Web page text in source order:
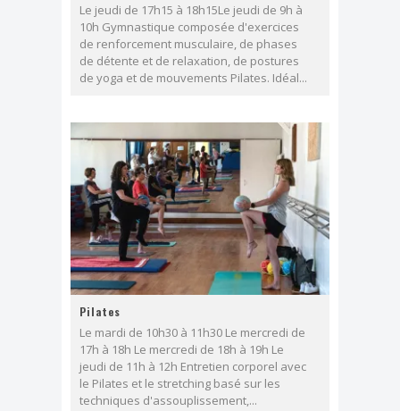
Le jeudi de 17h15 à 18h15Le jeudi de 9h à
10h Gymnastique composée d'exercices
de renforcement musculaire, de phases
de détente et de relaxation, de postures
de yoga et de mouvements Pilates. Idéal...
Pilates
Le mardi de 10h30 à 11h30 Le mercredi de
17h à 18h Le mercredi de 18h à 19h Le
jeudi de 11h à 12h Entretien corporel avec
le Pilates et le stretching basé sur les
techniques d'assouplissement,...